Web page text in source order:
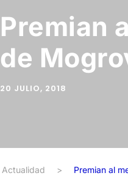
Premian
de
20 JULIO, 2018
Actualidad > Premian al